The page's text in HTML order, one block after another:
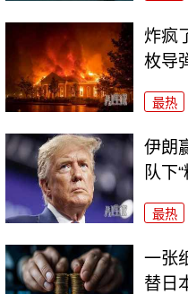
炸疯
枚导
最热
伊朗
队下
最热
一张
替日